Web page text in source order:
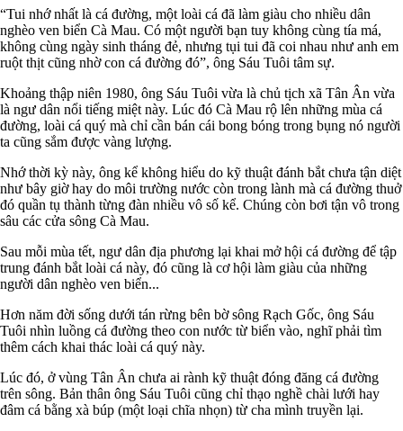
“Tui nhớ nhất là cá đường, một loài cá đã làm giàu cho nhiều dân
nghèo ven biển Cà Mau. Có một người bạn tuy không cùng tía má,
không cùng ngày sinh tháng đẻ, nhưng tụi tui đã coi nhau như anh em
ruột thịt cũng nhờ con cá đường đó”, ông Sáu Tuôi tâm sự.
Khoảng thập niên 1980, ông Sáu Tuôi vừa là chủ tịch xã Tân Ân vừa
là ngư dân nổi tiếng miệt này. Lúc đó Cà Mau rộ lên những mùa cá
đường, loài cá quý mà chỉ cần bán cái bong bóng trong bụng nó người
ta cũng sắm được vàng lượng.
Nhớ thời kỳ này, ông kể không hiểu do kỹ thuật đánh bắt chưa tận diệt
như bây giờ hay do môi trường nước còn trong lành mà cá đường thuở
đó quần tụ thành từng đàn nhiều vô số kể. Chúng còn bơi tận vô trong
sâu các cửa sông Cà Mau.
Sau mỗi mùa tết, ngư dân địa phương lại khai mở hội cá đường để tập
trung đánh bắt loài cá này, đó cũng là cơ hội làm giàu của những
người dân nghèo ven biển...
Hơn năm đời sống dưới tán rừng bên bờ sông Rạch Gốc, ông Sáu
Tuôi nhìn luồng cá đường theo con nước từ biển vào, nghĩ phải tìm
thêm cách khai thác loài cá quý này.
Lúc đó, ở vùng Tân Ân chưa ai rành kỹ thuật đóng đăng cá đường
trên sông. Bản thân ông Sáu Tuôi cũng chỉ thạo nghề chài lưới hay
đâm cá bằng xà búp (một loại chĩa nhọn) từ cha mình truyền lại.